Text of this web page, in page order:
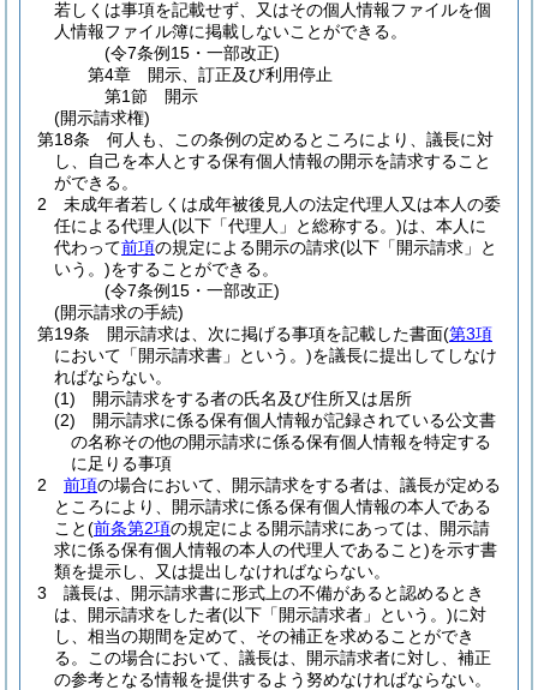
若しくは事項を記載せず、又はその個人情報ファイルを個
人情報ファイル簿に掲載しないことができる。
(令7条例15・一部改正)
第4章
開示、訂正及び利用停止
第1節
開示
(開示請求権)
第18条
何人も、この条例の定めるところにより、議長に対
し、自己を本人とする保有個人情報の開示を請求すること
ができる。
2
未成年者若しくは成年被後見人の法定代理人又は本人の委
任による代理人(以下「代理人」と総称する。)は、本人に
代わって前項の規定による開示の請求(以下「開示請求」と
いう。)をすることができる。
(令7条例15・一部改正)
(開示請求の手続)
第19条
開示請求は、次に掲げる事項を記載した書面(第3項
において「開示請求書」という。)を議長に提出してしなけ
ればならない。
(1)
開示請求をする者の氏名及び住所又は居所
(2)
開示請求に係る保有個人情報が記録されている公文書
の名称その他の開示請求に係る保有個人情報を特定する
に足りる事項
2
前項の場合において、開示請求をする者は、議長が定める
ところにより、開示請求に係る保有個人情報の本人である
こと(前条第2項の規定による開示請求にあっては、開示請
求に係る保有個人情報の本人の代理人であること)を示す書
類を提示し、又は提出しなければならない。
3
議長は、開示請求書に形式上の不備があると認めるとき
は、開示請求をした者(以下「開示請求者」という。)に対
し、相当の期間を定めて、その補正を求めることができ
る。
この場合において、議長は、開示請求者に対し、補正
の参考となる情報を提供するよう努めなければならない。